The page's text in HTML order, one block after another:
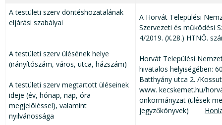
A testületi szerv döntéshozatalának
eljárási szabályai
A testületi szerv ülésének helye
(irányítószám, város, utca, házszám)
A testületi szerv megtartott üléseinek
ideje (év, hónap, nap, óra
megjelöléssel), valamint
nyilvánossága
A Horvát Települési
Szervezeti és működési
4/2019. (X.28.) HTNÖ.
Horvát Települési
hivatalos helyiségében:
Batthyány utca 2. /
www. kecskemet.hu/
önkormányzat (ülések
jegyzőkönyvek)